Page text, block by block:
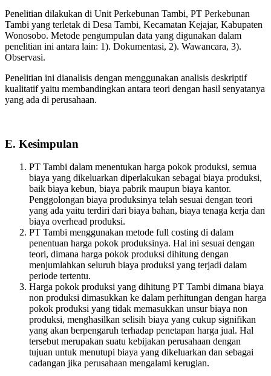
Penelitian dilakukan di Unit Perkebunan Tambi, PT Perkebunan
Tambi yang terletak di Desa Tambi, Kecamatan Kejajar, Kabupaten
Wonosobo. Metode pengumpulan data yang digunakan dalam
penelitian ini antara lain: 1). Dokumentasi, 2). Wawancara, 3).
Observasi.
Penelitian ini dianalisis dengan menggunakan analisis deskriptif
kualitatif yaitu membandingkan antara teori dengan hasil senyatanya
yang ada di perusahaan.
E. Kesimpulan
PT Tambi dalam menentukan harga pokok produksi, semua
biaya yang dikeluarkan diperlakukan sebagai biaya produksi,
baik biaya kebun, biaya pabrik maupun biaya kantor.
Penggolongan biaya produksinya telah sesuai dengan teori
yang ada yaitu terdiri dari biaya bahan, biaya tenaga kerja dan
biaya overhead produksi.
PT Tambi menggunakan metode full costing di dalam
penentuan harga pokok produksinya. Hal ini sesuai dengan
teori, dimana harga pokok produksi dihitung dengan
menjumlahkan seluruh biaya produksi yang terjadi dalam
periode tertentu.
Harga pokok produksi yang dihitung PT Tambi dimana biaya
non produksi dimasukkan ke dalam perhitungan dengan harga
pokok produksi yang tidak memasukkan unsur biaya non
produksi, menghasilkan selisih biaya yang cukup signifikan
yang akan berpengaruh terhadap penetapan harga jual. Hal
tersebut merupakan suatu kebijakan perusahaan dengan
tujuan untuk menutupi biaya yang dikeluarkan dan sebagai
cadangan jika perusahaan mengalami kerugian.